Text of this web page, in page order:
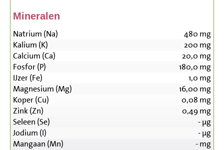
Mineralen
Natrium (Na) 480 mg
Kalium (K)
200 mg
Calcium (Ca)
20,0 mg
Fosfor (P)
180,0 mg
IJzer (Fe)
1,0 mg
Magnesium (Mg)
16,00 mg
Koper (Cu)
0,08 mg
Zink (Zn)
0,49mg
Seleen (Se)
-µg
Jodium (I)
-µg
Mangaan (Mn)
-mg